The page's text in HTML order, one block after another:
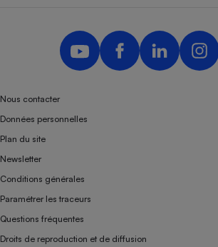
Nous contacter
Données personnelles
Plan du site
Newsletter
Conditions générales
Paramétrer les traceurs
Questions fréquentes
Droits de reproduction et de diffusion